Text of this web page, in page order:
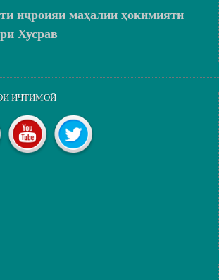
иҷроияи маҳалии ҳокимияти
Хусрав
ИҶТИМОӢ